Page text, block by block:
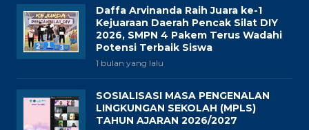
Daffa Arvinanda Raih Juara ke-1
Kejuaraan Daerah Pencak Silat DIY
2026, SMPN 4 Pakem Terus Wadahi
Potensi Terbaik Siswa
1 bulan yang lalu
SOSIALISASI MASA PENGENALAN
LINGKUNGAN SEKOLAH (MPLS)
TAHUN AJARAN 2026/2027